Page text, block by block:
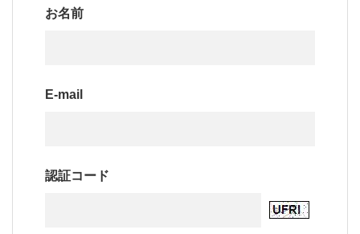
お名前
E-mail
認証コード